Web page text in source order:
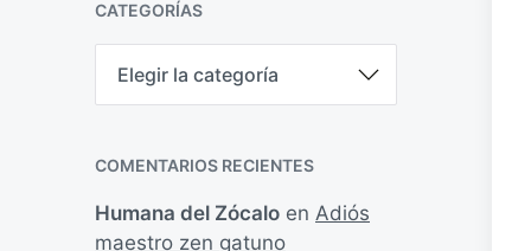
CATEGORÍAS
t
o
í
a
COMENTARIOS RECIENTES
Humana del Zócalo en Adiós
maestro zen gatuno